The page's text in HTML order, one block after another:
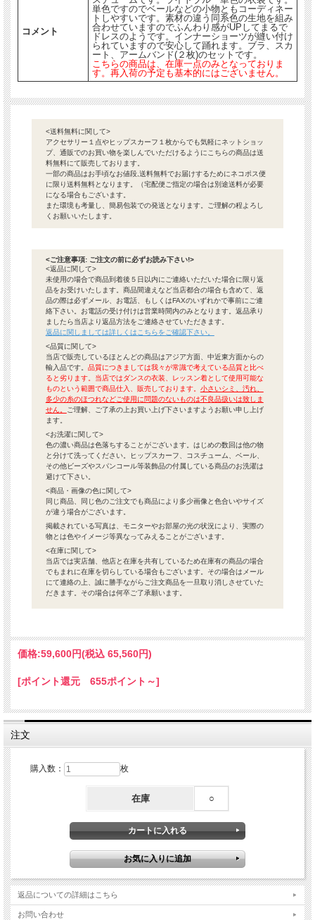
コメント
単色ですのでベールなどの小物ともコーディネー
トしやすいです。素材の違う同系色の生地を組み
合わせていますのでふんわり感がUPしてまるで
ドレスのようです。インナーショーツが縫い付け
られていますので安心して踊れます。ブラ、スカ
ート、アームバンド(２枚)のセットです。
こちらの商品は、在庫一点のみとなっておりま
す。再入荷の予定も基本的にはございません。
<送料無料に関して>
アクセサリー１点やヒップスカーフ１枚からでも気軽にネットショッ
プ、通販でのお買い物を楽しんでいただけるようにこちらの商品は送
料無料にて販売しております。
一部の商品はお手頃なお値段,送料無料でお届けするためにネコポス便
に限り送料無料となります。（宅配便ご指定の場合は別途送料が必要
になる場合もございます。
また環境も考量し、簡易包装での発送となります。ご理解の程よろし
くお願いいたします。
<ご注意事項: ご注文の前に必ずお読み下さい!>
<返品に関して>
未使用の場合で商品到着後５日以内にご連絡いただいた場合に限り返
品をお受けいたします。商品間違えなど当店都合の場合も含めて、返
品の際は必ずメール、お電話、もしくはFAXのいずれかで事前にご連
絡下さい。お電話の受け付けは営業時間内のみとなります。返品承り
ましたら当店より返品方法をご連絡させていただきます。
返品に関しましては詳しくはこちらをご確認下さい。
<品質に関して>
当店で販売しているほとんどの商品はアジア方面、中近東方面からの
輸入品です。 品質につきましては我々が常識で考えている品質と比べ
ると劣ります。当店ではダンスの衣装、レッスン着として使用可能な
ものという範囲で商品仕入、販売しております。 小さいシミ、汚れ、
多少の糸のほつれなどご使用に問題のないものは不良品扱いは致しま
せん。
ご理解、ご了承の上お買い上げ下さいますようお願い申し上げ
ます。
<お洗濯に関して>
色の濃い商品は色落ちすることがございます。はじめの数回は他の物
と分けて洗ってください。ヒップスカーフ、コスチューム、ベール、
その他ビーズやスパンコール等装飾品の付属している商品のお洗濯は
避けて下さい。
<商品・画像の色に関して>
同じ商品、同じ色のご注文でも商品により多少画像と色合いやサイズ
が違う場合がございます。
掲載されている写真は、モニターやお部屋の光の状況により、実際の
物とは色やイメージ等異なってみえることがございます。
<在庫に関して>
当店では実店舗、他店と在庫を共有しているため在庫有の商品の場合
でもまれに在庫を切らしている場合もございます。その場合はメール
にて連絡の上、誠に勝手ながらご注文商品を一旦取り消しさせていた
だきます。その場合は何卒ご了承願います。
価格:59,600円(税込 65,560円)
[ポイント還元 655ポイント～]
注文
購入数： 枚
在庫 ○
返品についての詳細はこちら
お問い合わせ